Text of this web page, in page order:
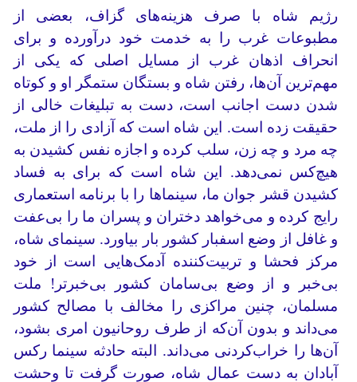
رژیم شاه با صرف هزینه‌های گزاف، بعضی از
مطبوعات غرب را به خدمت خود درآورده و برای
انحراف اذهان غرب از مسایل اصلی که یکی از
مهم‌ترین آن‌ها، رفتن شاه و بستگان ستمگر او و کوتاه
شدن دست اجانب است، دست به تبلیغات خالی از
حقیقت زده است. این شاه است که آزادی را از ملت،
چه مرد و چه زن، سلب کرده و اجازه نفس کشیدن به
هیچ‌کس نمی‌دهد. این شاه است که برای به فساد
کشیدن قشر جوان ما، سینماها را با برنامه استعماری
رایج کرده و می‌خواهد دختران و پسران ما را بی‌عفت
و غافل از وضع اسفبار کشور بار بیاورد. سینمای شاه،
مرکز فحشا و تربیت‌کننده آدمک‌هایی است از خود
بی‌خبر و از وضع بی‌سامان کشور بی‌خبرتر! ملت
مسلمان، چنین مراکزی را مخالف با مصالح کشور
می‌داند و بدون آن‌که از طرف روحانیون امری بشود،
آن‌ها را خراب‌کردنی می‌داند. البته حادثه سینما رکس
آبادان به دست عمال شاه، صورت گرفت تا وحشت